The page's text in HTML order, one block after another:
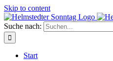
Skip to content
Suche nach:
Start